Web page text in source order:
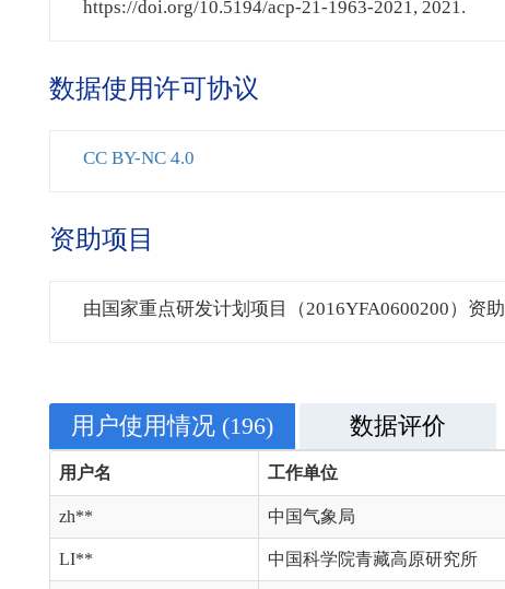
https://doi.org/10.5194/acp-21-1963-2021, 2021.
数据使用许可协议
CC BY-NC 4.0
资助项目
由国家重点研发计划项目（2016YFA0600200）资助
用户使用情况 (196) 数据评价
用户名 工作单位
zh** 中国气象局
LI** 中国科学院青藏高原研究所